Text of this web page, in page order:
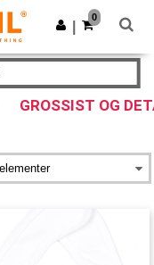
Last ned app
0
GROSSIST OG